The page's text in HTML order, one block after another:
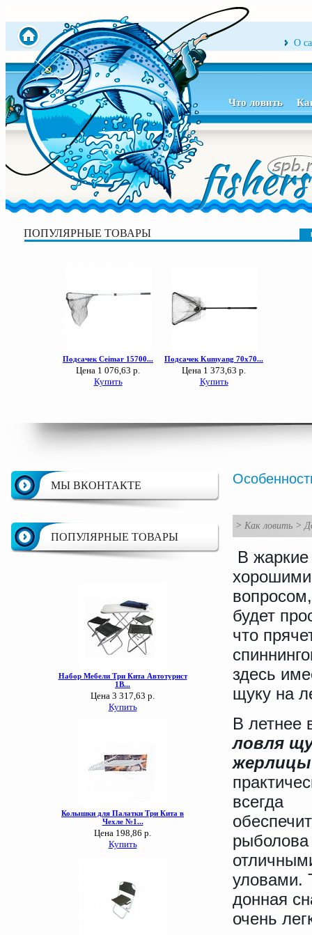
О
Что ловить
ПОПУЛЯРНЫЕ ТОВАРЫ
МЫ ВКОНТАКТЕ
ПОПУЛЯРНЫЕ ТОВАРЫ
> Как ловить >
В
хорошими
будет
что
здесь
щуку на
В летнее
ловля
жерлицы
всегда
обеспечит
рыболова
уловами.
донная
очень